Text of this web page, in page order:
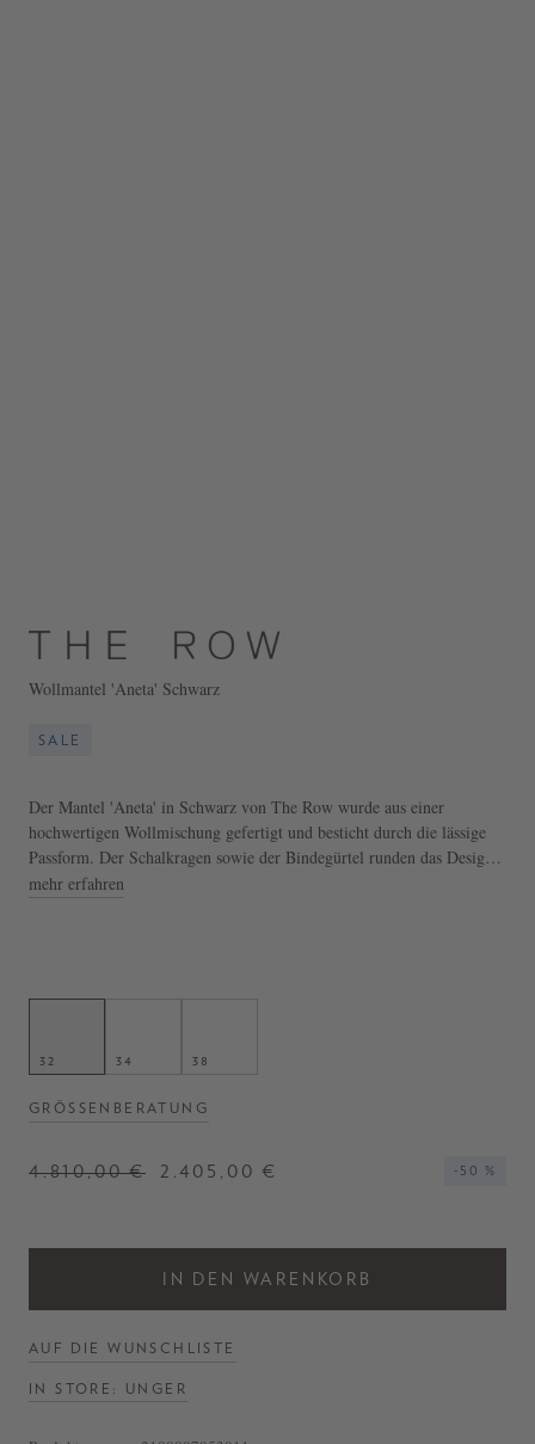
Wollmantel 'Aneta' Schwarz
SALE
Der Mantel 'Aneta' in Schwarz von The Row wurde aus einer
hochwertigen Wollmischung gefertigt und besticht durch die lässige
Passform. Der Schalkragen sowie der Bindegürtel runden das Design
stilvoll ab.
- Weiche Haptik
mehr erfahren
32 34 38
GRÖSSENBERATUNG
4.810,00 € 2.405,00 € -50 %
IN DEN WARENKORB
AUF DIE WUNSCHLISTE
IN STORE: UNGER